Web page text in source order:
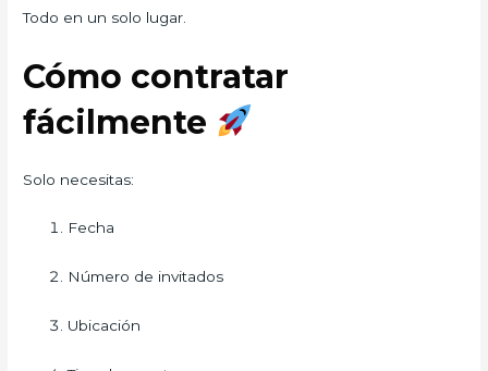
Todo en un solo lugar.
Cómo contratar
fácilmente
Solo necesitas:
Fecha
Número de invitados
Ubicación